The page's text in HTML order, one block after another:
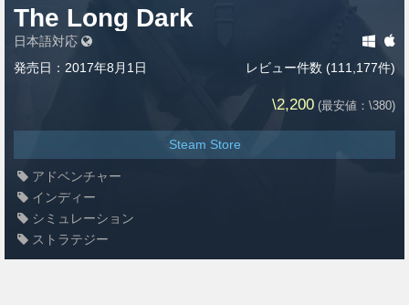
The Long Dark
日本語対応
発売日：2017年8月1日
レビュー件数 (111,177件)
\2,200 (最安値：\380)
Steam Store
アドベンチャー
インディー
シミュレーション
ストラテジー